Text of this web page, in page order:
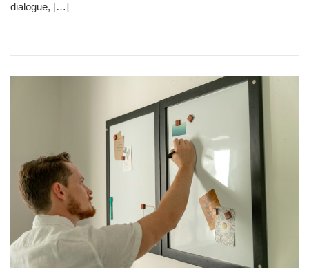
dialogue, […]